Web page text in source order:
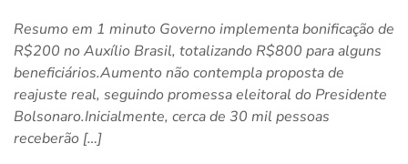
ferramentas
Resumo em 1 minuto Governo implementa bonificação de
R$200 no Auxílio Brasil, totalizando R$800 para alguns
beneficiários.Aumento não contempla proposta de
reajuste real, seguindo promessa eleitoral do Presidente
Bolsonaro.Inicialmente, cerca de 30 mil pessoas
receberão […]